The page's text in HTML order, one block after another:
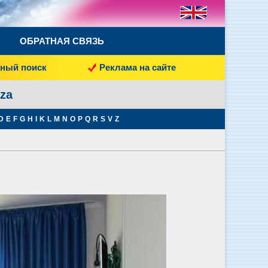
ОБРАТНАЯ СВЯЗЬ
поиск Реклама на сайте
E F G H K L M N O P Q R S V Z